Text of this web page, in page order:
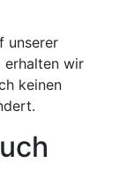
unserer
erhalten wir
keinen